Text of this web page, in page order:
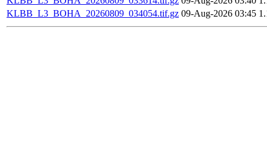
KLBB_L3_BOHA_20260809_034054.tif.gz 09-Aug-2026 03:45